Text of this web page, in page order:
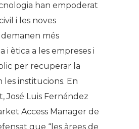
han empoderat
i les noves
més
i ètica a les empreses i
per recuperar la
les institucions. En
José Luis Fernández
Access Manager de
que “les àrees de